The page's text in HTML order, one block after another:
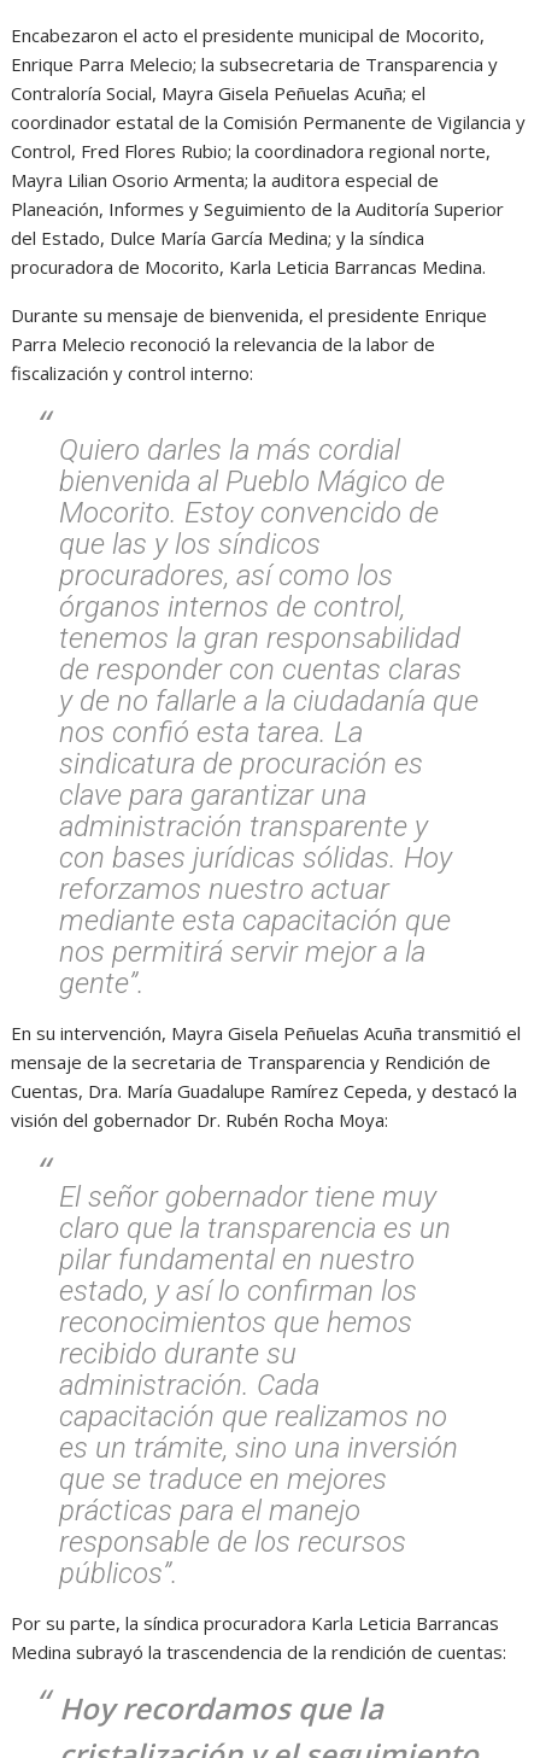
Encabezaron el acto el presidente municipal de Mocorito,
Enrique Parra Melecio; la subsecretaria de Transparencia y
Contraloría Social, Mayra Gisela Peñuelas Acuña; el
coordinador estatal de la Comisión Permanente de Vigilancia y
Control, Fred Flores Rubio; la coordinadora regional norte,
Mayra Lilian Osorio Armenta; la auditora especial de
Planeación, Informes y Seguimiento de la Auditoría Superior
del Estado, Dulce María García Medina; y la síndica
procuradora de Mocorito, Karla Leticia Barrancas Medina.
Durante su mensaje de bienvenida, el presidente Enrique
Parra Melecio reconoció la relevancia de la labor de
fiscalización y control interno:
Quiero darles la más cordial
bienvenida al Pueblo Mágico de
Mocorito. Estoy convencido de
que las y los síndicos
procuradores, así como los
órganos internos de control,
tenemos la gran responsabilidad
de responder con cuentas claras
y de no fallarle a la ciudadanía que
nos confió esta tarea. La
sindicatura de procuración es
clave para garantizar una
administración transparente y
con bases jurídicas sólidas. Hoy
reforzamos nuestro actuar
mediante esta capacitación que
nos permitirá servir mejor a la
gente”.
En su intervención, Mayra Gisela Peñuelas Acuña transmitió el
mensaje de la secretaria de Transparencia y Rendición de
Cuentas, Dra. María Guadalupe Ramírez Cepeda, y destacó la
visión del gobernador Dr. Rubén Rocha Moya:
El señor gobernador tiene muy
claro que la transparencia es un
pilar fundamental en nuestro
estado, y así lo confirman los
reconocimientos que hemos
recibido durante su
administración. Cada
capacitación que realizamos no
es un trámite, sino una inversión
que se traduce en mejores
prácticas para el manejo
responsable de los recursos
públicos”.
Por su parte, la síndica procuradora Karla Leticia Barrancas
Medina subrayó la trascendencia de la rendición de cuentas:
Hoy recordamos que la